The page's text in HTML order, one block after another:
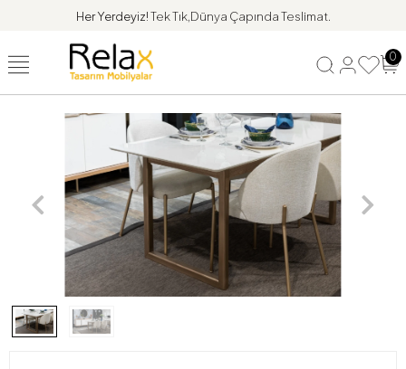
Her Yerdeyiz!Tek Tık,Dünya Çapında Teslimat.
0